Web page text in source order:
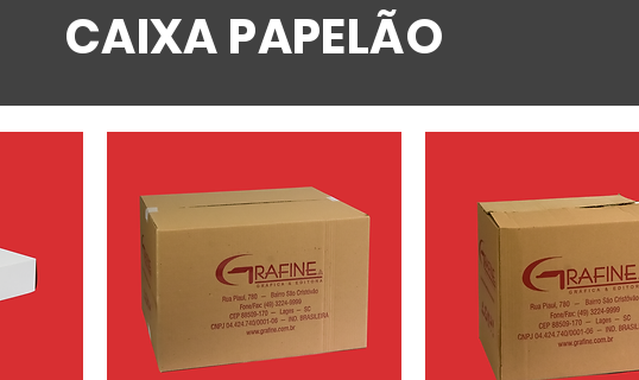
CAIXA PAPELÃO